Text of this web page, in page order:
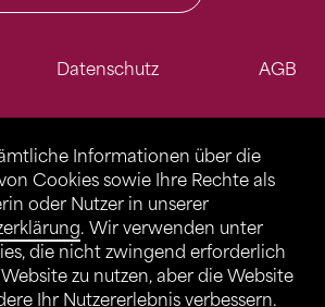
Informationen über die
Cookies sowie Ihre Rechte als
oder Nutzer in unserer
. Wir verwenden unter
die nicht zwingend erforderlich
zu nutzen, aber die Website
Ihr Nutzererlebnis verbessern.
Datenschutz AGB